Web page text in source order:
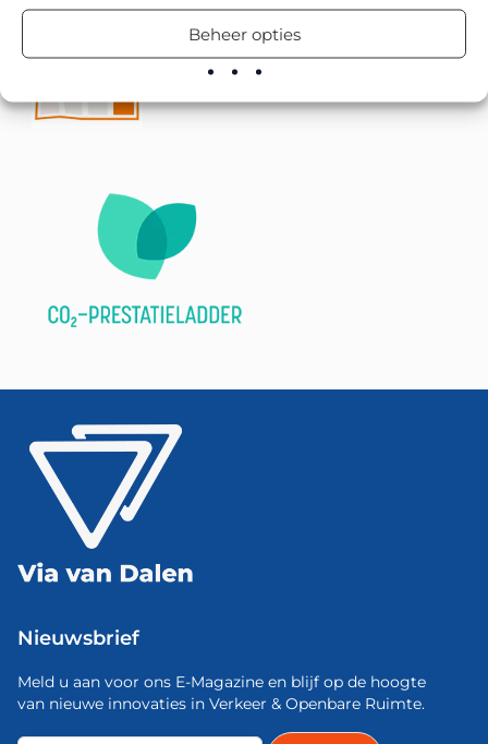
Beheer opties
Nieuwsbrief
Meld u aan voor ons E-Magazine en blijf op de hoogte
van nieuwe innovaties in Verkeer & Openbare Ruimte.